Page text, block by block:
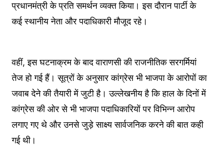
प्रधानमंत्री के प्रति समर्थन व्यक्त किया। इस दौरान पार्टी के
कई स्थानीय नेता और पदाधिकारी मौजूद रहे।
वहीं, इस घटनाक्रम के बाद वाराणसी की राजनीतिक सरगर्मियां
तेज हो गई हैं। सूत्रों के अनुसार कांग्रेस भी भाजपा के आरोपों का
जवाब देने की तैयारी में जुटी है। उल्लेखनीय है कि हाल के दिनों में
कांग्रेस की ओर से भी भाजपा पदाधिकारियों पर विभिन्न आरोप
लगाए गए थे और उनसे जुड़े साक्ष्य सार्वजनिक करने की बात कही
गई थी।